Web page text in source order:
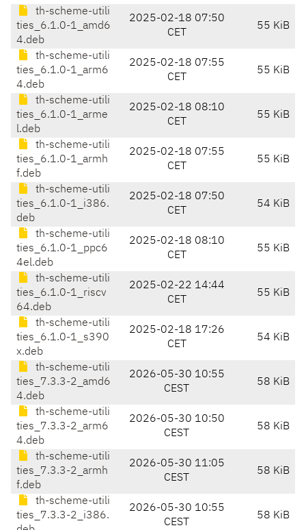
th-scheme-utili
ties_6.1.0-1_amd6
4.deb
2025-02-18 07:50
CET
55 KiB
th-scheme-utili
ties_6.1.0-1_arm6
4.deb
2025-02-18 07:55
CET
55 KiB
th-scheme-utili
ties_6.1.0-1_arme
l.deb
2025-02-18 08:10
CET
55 KiB
th-scheme-utili
ties_6.1.0-1_armh
f.deb
2025-02-18 07:55
CET
55 KiB
th-scheme-utili
ties_6.1.0-1_i386.
deb
2025-02-18 07:50
CET
54 KiB
th-scheme-utili
ties_6.1.0-1_ppc6
4el.deb
2025-02-18 08:10
CET
55 KiB
th-scheme-utili
ties_6.1.0-1_riscv
64.deb
2025-02-22 14:44
CET
55 KiB
th-scheme-utili
ties_6.1.0-1_s390
x.deb
2025-02-18 17:26
CET
54 KiB
th-scheme-utili
ties_7.3.3-2_amd6
4.deb
2026-05-30 10:55
CEST
58 KiB
th-scheme-utili
ties_7.3.3-2_arm6
4.deb
2026-05-30 10:50
CEST
58 KiB
th-scheme-utili
ties_7.3.3-2_armh
f.deb
2026-05-30 11:05
CEST
58 KiB
th-scheme-utili
ties_7.3.3-2_i386.
2026-05-30 10:55
CEST
58 KiB